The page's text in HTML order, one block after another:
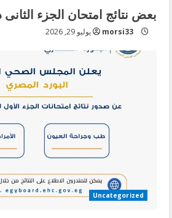
بعض نتائج امتحان الجزء الثانى دور
morsi33 يوليو 29, 2026
Uncategorized